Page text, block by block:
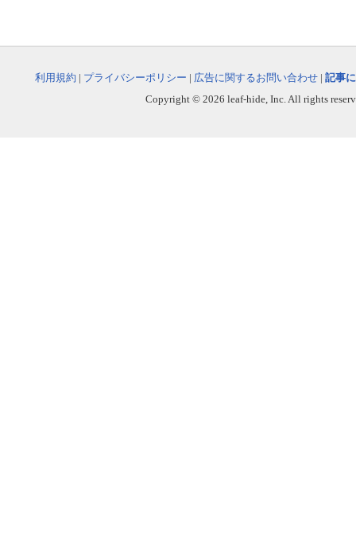
利用規約 | プライバシーポリシー | 広告に関するお問い合わせ | 記事
Copyright © 2026 leaf-hide, Inc. All rights